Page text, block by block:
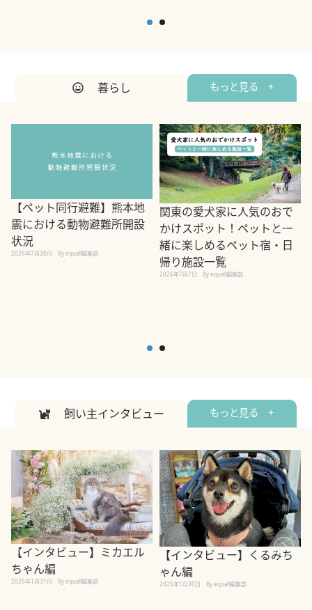
暮らし もっと見る +
【ペット同行避難】熊本地
震における動物避難所開設
状況
2026年7月30日 By equall編集部
関東の愛犬家に人気のおで
かけスポット！ペットと一
緒に楽しめるペット宿・日
帰り施設一覧
2026年7月7日 By equall編集部
飼い主インタビュー もっと見る +
【インタビュー】ミカエル
ちゃん編
2025年1月31日 By equall編集部
【インタビュー】くるみち
ゃん編
2025年1月30日 By equall編集部